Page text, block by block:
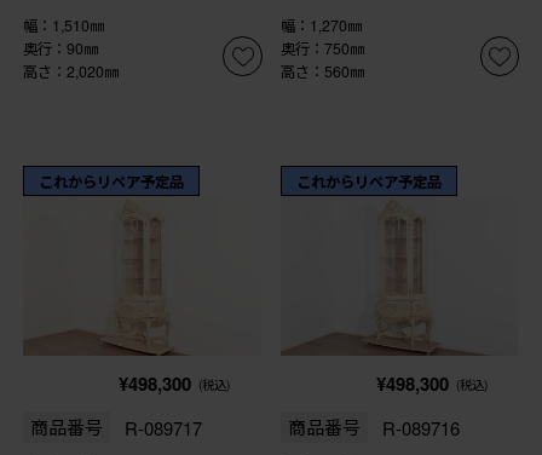
幅：1,510㎜
奥行：90㎜
高さ：2,020㎜
幅：1,270㎜
奥行：750㎜
高さ：560㎜
これからリペア予定品
¥498,300 (税込)
商品番号 R-089717
これからリペア予定品
¥498,300 (税込)
商品番号 R-089716